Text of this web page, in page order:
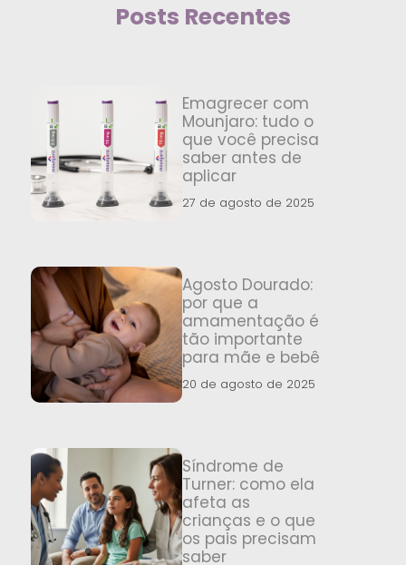
Posts Recentes
Emagrecer com
Mounjaro: tudo o
que você precisa
saber antes de
aplicar
27 de agosto de 2025
Agosto Dourado:
por que a
amamentação é
tão importante
para mãe e bebê
20 de agosto de 2025
Síndrome de
Turner: como ela
afeta as
crianças e o que
os pais precisam
saber